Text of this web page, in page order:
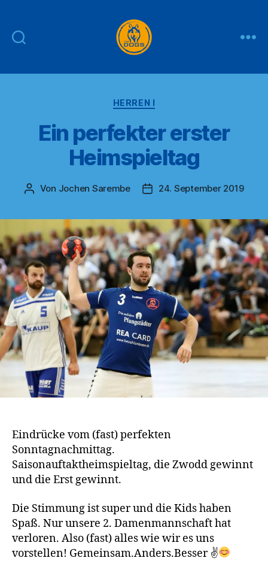
DOGS
Kategorien
HERREN I
Ein perfekter erster
Heimspieltag
Beitragsautor
Von Jochen Sarembe Veröffentlichungsdatum
24. September 2019
Eindrücke vom (fast) perfekten
Sonntagnachmittag.
Saisonauftaktheimspieltag, die Zwodd gewinnt
und die Erst gewinnt.
Die Stimmung ist super und die Kids haben
Spaß. Nur unsere 2. Damenmannschaft hat
verloren. Also (fast) alles wie wir es uns
vorstellen! Gemeinsam.Anders.Besser ✌